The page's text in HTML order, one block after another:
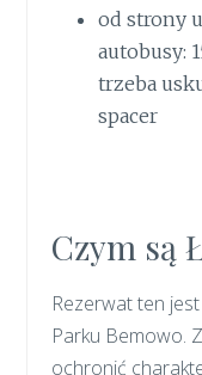
od strony
autobusy:
trzeba
spacer
Czym są
Rezerwat ten
Parku Bemowo.
ochronić